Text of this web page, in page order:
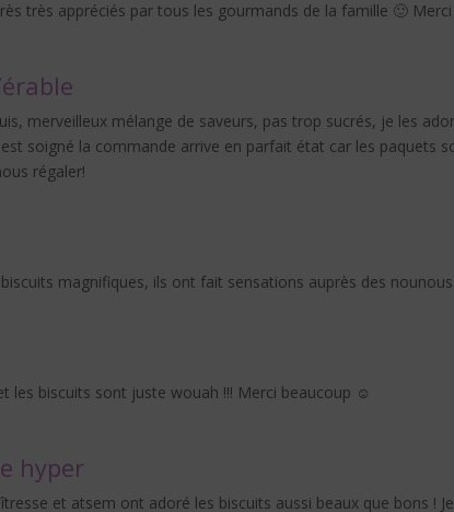
très appréciés par tous les gourmands de la famille 🙂 Merci
merveilleux mélange de saveurs, pas trop sucrés, je les
soigné la commande arrive en parfait état car les paquets
régaler!
magnifiques, ils ont fait sensations auprès des
les biscuits sont juste wouah !!! Merci beaucoup ☺️
hyper
et atsem ont adoré les biscuits aussi beaux que bons !